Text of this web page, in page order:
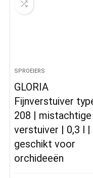
SPROEIERS
GLORIA
Fijnverstuiver
208 | mistachtige
verstuiver | 0,3 l |
geschikt voor
orchideeën